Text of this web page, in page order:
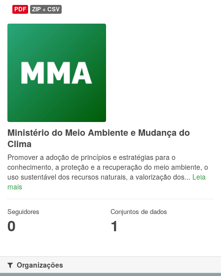
PDF ZIP + CSV
Ministério do Meio Ambiente e Mudança do
Clima
Promover a adoção de princípios e estratégias para o
conhecimento, a proteção e a recuperação do meio ambiente, o
uso sustentável dos recursos naturais, a valorização dos... Leia
mais
Seguidores
0
Conjuntos de dados
1
Organizações